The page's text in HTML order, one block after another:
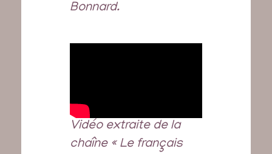
Bonnard.
Vidéo extraite de la
chaîne « Le français